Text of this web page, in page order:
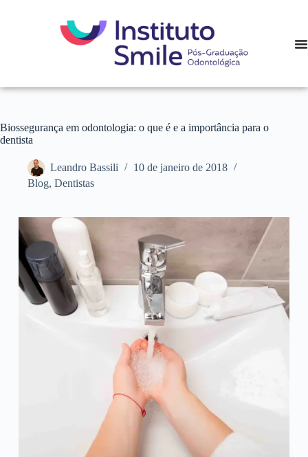
Biossegurança em odontologia: o que é e a importância para o
dentista
Leandro Bassili
10 de janeiro de 2018
Blog, Dentistas